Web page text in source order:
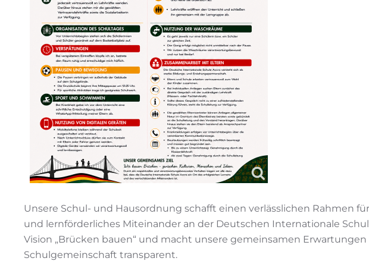
Unsere Schul- und Hausordnung schafft einen verlässlichen Rahmen
und lernförderliches Miteinander an der Deutschen Internationale
Vision „Brücken bauen“ und macht unsere gemeinsamen
Schulgemeinschaft transparent.